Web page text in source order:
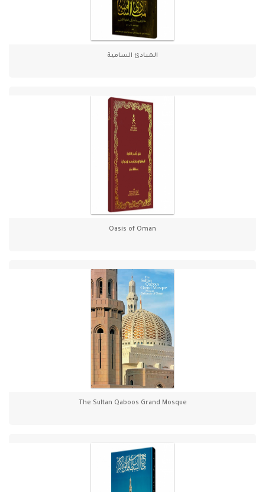
المبادئ السامية
Oasis of Oman
The Sultan Qaboos Grand Mosque